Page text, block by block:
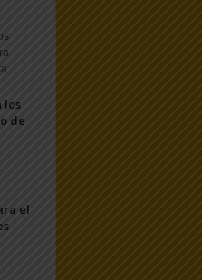
los
de
el